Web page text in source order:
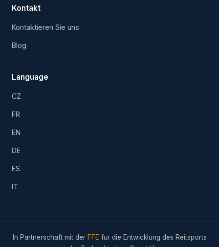
Kontakt
Kontaktieren Sie uns
Blog
Language
CZ
FR
EN
DE
ES
IT
In Partnerschaft mit der FFE fur die Entwicklung des Reitsports